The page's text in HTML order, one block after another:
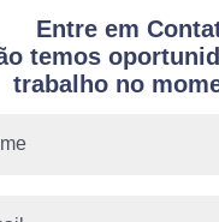
Entre em
temos
trabalho no